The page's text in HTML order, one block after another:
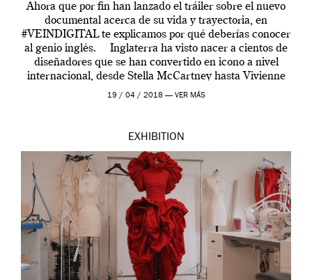
Ahora que por fin han lanzado el tráiler sobre el nuevo
documental acerca de su vida y trayectoria, en
#VEINDIGITAL te explicamos por qué deberías conocer
al genio inglés. Inglaterra ha visto nacer a cientos de
diseñadores que se han convertido en icono a nivel
internacional, desde Stella McCartney hasta Vivienne
Westwood pasando […]
19 / 04 / 2018 — VER MÁS
EXHIBITION